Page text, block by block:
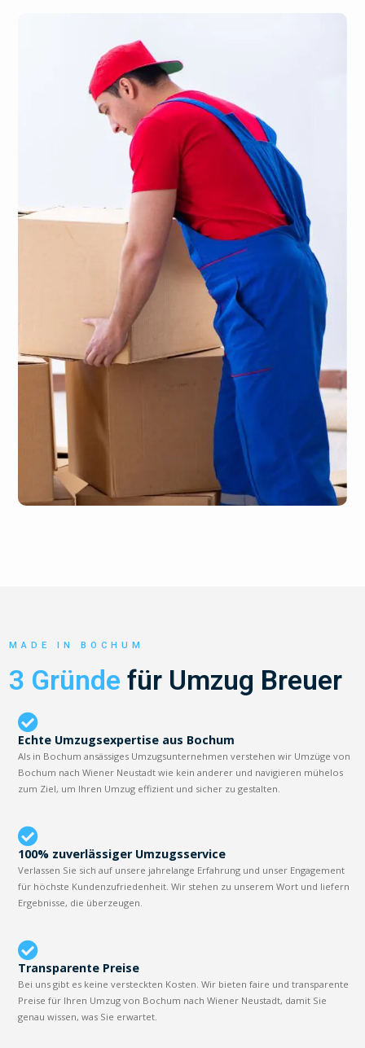
MADE IN BOCHUM
3 Gründe für Umzug Breuer
Echte Umzugsexpertise aus Bochum
Als in Bochum ansässiges Umzugsunternehmen verstehen wir Umzüge von
Bochum nach Wiener Neustadt wie kein anderer und navigieren mühelos
zum Ziel, um Ihren Umzug effizient und sicher zu gestalten.
100% zuverlässiger Umzugsservice
Verlassen Sie sich auf unsere jahrelange Erfahrung und unser Engagement
für höchste Kundenzufriedenheit. Wir stehen zu unserem Wort und liefern
Ergebnisse, die überzeugen.
Transparente Preise
Bei uns gibt es keine versteckten Kosten. Wir bieten faire und transparente
Preise für Ihren Umzug von Bochum nach Wiener Neustadt, damit Sie
genau wissen, was Sie erwartet.